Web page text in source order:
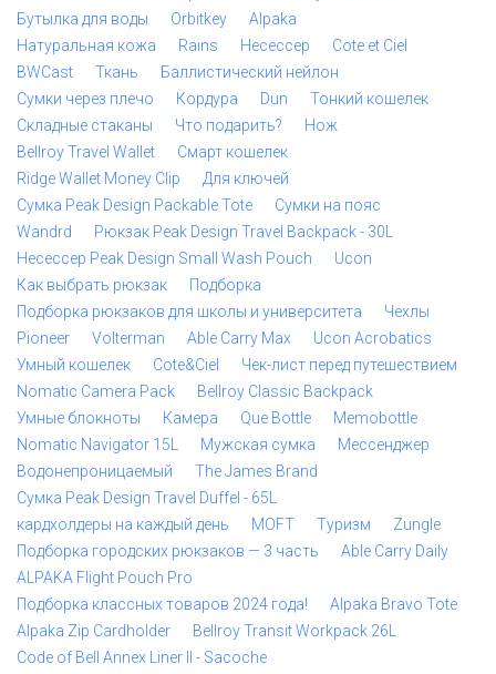
Бутылка для воды
Orbitkey
Alpaka
Натуральная кожа
Rains Несессер
Cote et Ciel
BWCast
Ткань
Баллистический нейлон
Сумки через плечо
Кордура Dun
Тонкий кошелек
Складные стаканы
Что подарить?
Нож
Bellroy Travel Wallet
Смарт кошелек
Ridge Wallet Money Clip
Для ключей
Сумка Peak Design Packable Tote
Сумки на пояс
Wandrd
Рюкзак Peak Design Travel Backpack - 30L
Несессер Peak Design Small Wash Pouch
Ucon
Как выбрать рюкзак
Подборка
Подборка рюкзаков для школы и университета
Чехлы
Pioneer
Volterman Able Carry Max
Ucon Acrobatics
Умный кошелек
Cote&Ciel
Чек-лист перед путешествием
Nomatic Camera Pack
Bellroy Classic Backpack
Умные блокноты
Камера Que Bottle
Memobottle
Nomatic Navigator 15L
Мужская сумка
Мессенджер
Водонепроницаемый
The James Brand
Сумка Peak Design Travel Duffel - 65L
кардхолдеры на каждый день
MOFT Туризм
Zungle
Подборка городских рюкзаков — 3 часть
Able Carry Daily
ALPAKA Flight Pouch Pro
Подборка классных товаров 2024 года!
Alpaka Bravo Tote
Alpaka Zip Cardholder
Bellroy Transit Workpack 26L
Code of Bell Annex Liner II - Sacoche